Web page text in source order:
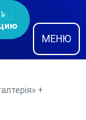
RU
МЕНЮ
+